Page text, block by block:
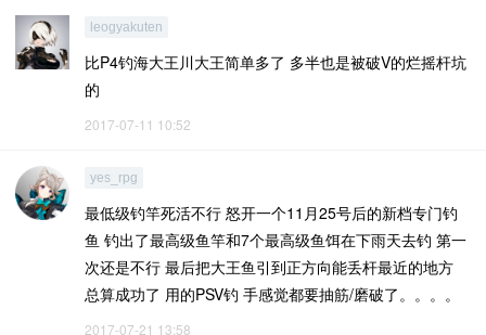
leogyakuten
比P4钓海大王川大王简单多了 多半也是被破V的烂摇杆坑
的
2017-07-11 10:52
yes_rpg
最低级钓竿死活不行 怒开一个11月25号后的新档专门钓
鱼 钓出了最高级鱼竿和7个最高级鱼饵在下雨天去钓 第一
次还是不行 最后把大王鱼引到正方向能丢杆最近的地方
总算成功了 用的PSV钓 手感觉都要抽筋/磨破了。。。。
2017-07-21 13:58